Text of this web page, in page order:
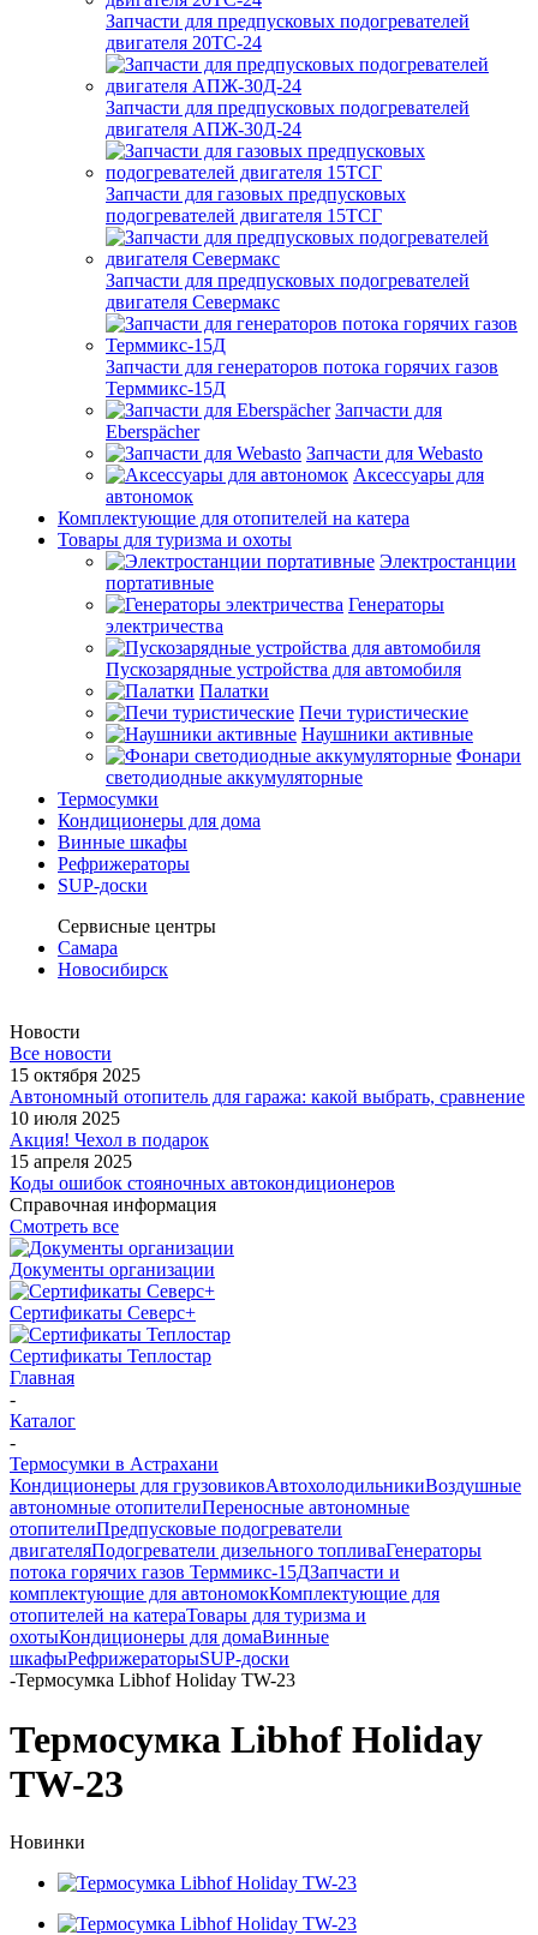
Запчасти для предпусковых подогревателей
двигателя 20ТС-24
Запчасти для предпусковых подогревателей
двигателя АПЖ-30Д-24
Запчасти для газовых предпусковых
подогревателей двигателя 15ТСГ
Запчасти для предпусковых подогревателей
двигателя Севермакс
Запчасти для генераторов потока горячих газов
Терммикс-15Д
Запчасти для
Eberspächer
Запчасти для Webasto
Аксессуары для
автономок
Комплектующие для отопителей на катера
Товары для туризма и охоты
Электростанции
портативные
Генераторы
электричества
Пускозарядные устройства для автомобиля
Палатки
Печи туристические
Наушники активные
Фонари
светодиодные аккумуляторные
Термосумки
Кондиционеры для дома
Винные шкафы
Рефрижераторы
SUP-доски
Сервисные центры
Самара
Новосибирск
Новости
Все новости
15 октября 2025
Автономный отопитель для гаража: какой выбрать, сравнение
10 июля 2025
Акция! Чехол в подарок
15 апреля 2025
Коды ошибок стояночных автокондиционеров
Справочная информация
Смотреть все
Документы организации
Сертификаты Северс+
Сертификаты Теплостар
Главная
-
Каталог
-
Термосумки в Астрахани
Кондиционеры для грузовиковАвтохолодильникиВоздушные
автономные отопителиПереносные автономные
отопителиПредпусковые подогреватели
двигателяПодогреватели дизельного топливаГенераторы
потока горячих газов Терммикс-15ДЗапчасти и
комплектующие для автономокКомплектующие для
отопителей на катераТовары для туризма и
охотыКондиционеры для домаВинные
шкафыРефрижераторыSUP-доски
-Термосумка Libhof Holiday TW-23
Термосумка Libhof Holiday
TW-23
Новинки